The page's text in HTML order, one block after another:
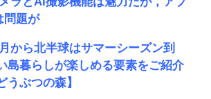
問題が
から北半球はサマーシーズン到
島暮らしが楽しめる要素をご紹介
うぶつの森】